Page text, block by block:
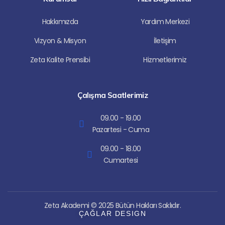
Hakkımızda
Vizyon & Misyon
Zeta Kalite Prensibi
Yardım Merkezi
İletişim
Hizmetlerimiz
Çalışma Saatlerimiz
09.00 - 19.00
Pazartesi - Cuma
09.00 - 18.00
Cumartesi
Zeta Akademi © 2025 Bütün Hakları Saklıdır.
ÇAĞLAR DESIGN